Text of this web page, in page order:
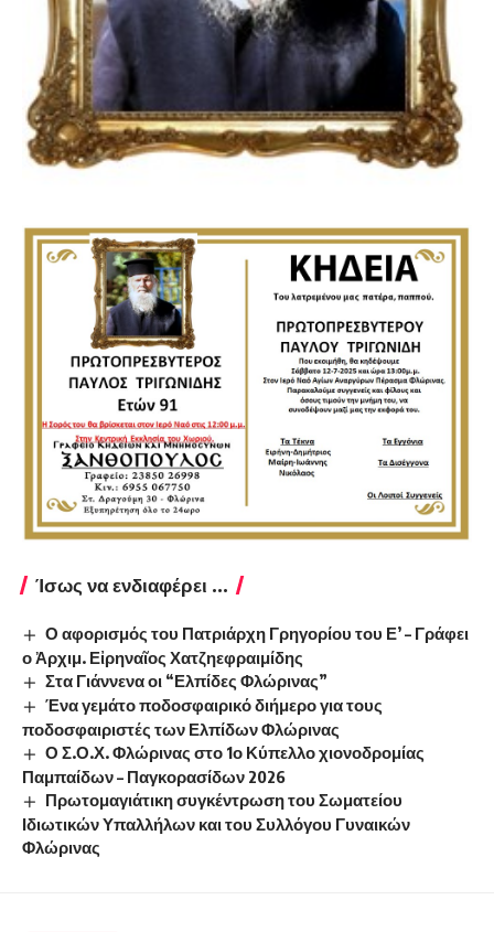
Ίσως να ενδιαφέρει ...
Ο αφορισμός του Πατριάρχη Γρηγορίου του Ε’ – Γράφει
ο Ἀρχιμ. Εἰρηναῖος Χατζηεφραιμίδης
Στα Γιάννενα οι “Ελπίδες Φλώρινας”
Ένα γεμάτο ποδοσφαιρικό διήμερο για τους
ποδοσφαιριστές των Ελπίδων Φλώρινας
Ο Σ.Ο.Χ. Φλώρινας στο 1ο Κύπελλο χιονοδρομίας
Παμπαίδων – Παγκορασίδων 2026
Πρωτομαγιάτικη συγκέντρωση του Σωματείου
Ιδιωτικών Υπαλλήλων και του Συλλόγου Γυναικών
Φλώρινας